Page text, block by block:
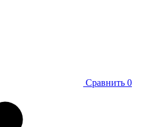
Сравнить 0